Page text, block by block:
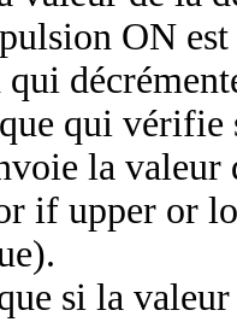
ON
qui vérifie
la
if upper or
si la